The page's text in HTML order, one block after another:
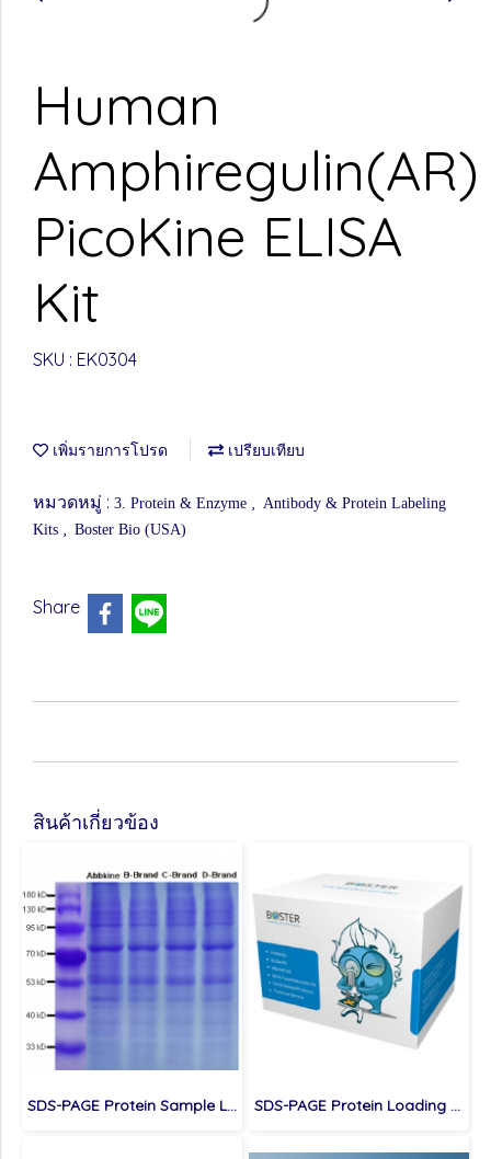
Human
Amphiregulin(AR)
PicoKine ELISA
Kit
SKU : EK0304
เพิ่มรายการโปรด เปรียบเทียบ
หมวดหมู่ : 3. Protein & Enzyme , Antibody & Protein Labeling
Kits , Boster Bio (USA)
Share
สินค้าเกี่ยวข้อง
SDS-PAGE Protein Sample Loading Buffer (5X) SDS-PAGE Protein Loading Buffer 2X (Reducing)